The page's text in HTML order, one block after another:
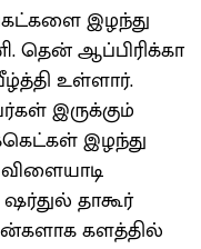
இழந்து
தென் ஆப்பிரிக்கா
உள்ளார்.
இருக்கும்
இழந்து
தாகூர்
களத்தில்